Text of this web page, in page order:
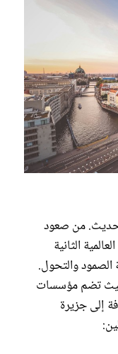
من صعود
الثانية
والتحول.
حيث تضم مؤسسات
إلى جزيرة